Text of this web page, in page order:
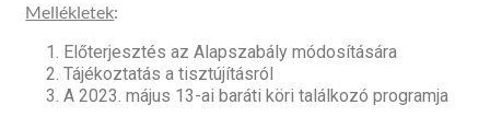
Mellékletek:
Előterjesztés az Alapszabály módosítására
Tájékoztatás a tisztújításról
A 2023. május 13-ai baráti köri találkozó programja